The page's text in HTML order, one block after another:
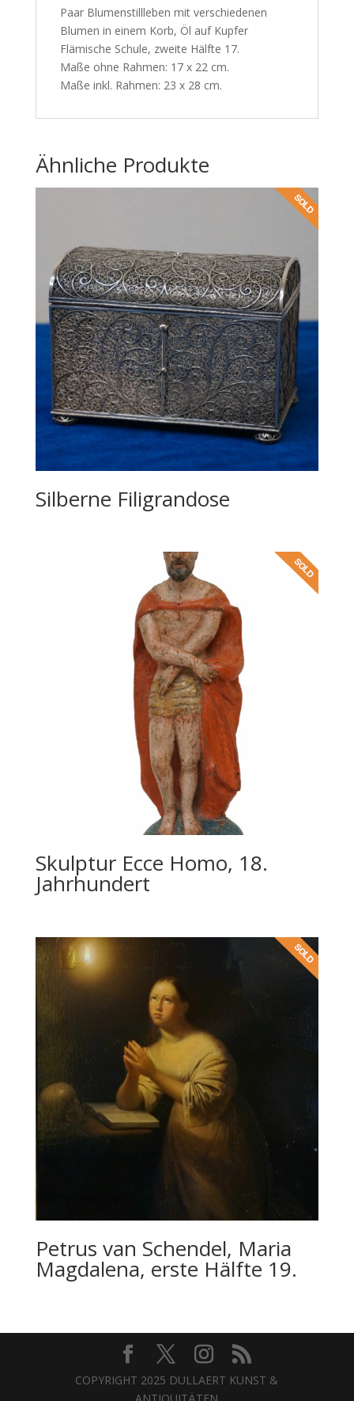
Paar Blumenstillleben mit verschiedenen
Blumen in einem Korb, Öl auf Kupfer
Flämische Schule, zweite Hälfte 17.
Maße ohne Rahmen: 17 x 22 cm.
Maße inkl. Rahmen: 23 x 28 cm.
Ähnliche Produkte
Silberne Filigrandose
Skulptur Ecce Homo, 18.
Jahrhundert
Petrus van Schendel, Maria
Magdalena, erste Hälfte 19.
COPYRIGHT 2025 DULLAERT KUNST &